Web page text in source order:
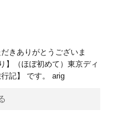
きありがとうございま
】（ほぼ初めて）東京ディ
記】 です。 arig